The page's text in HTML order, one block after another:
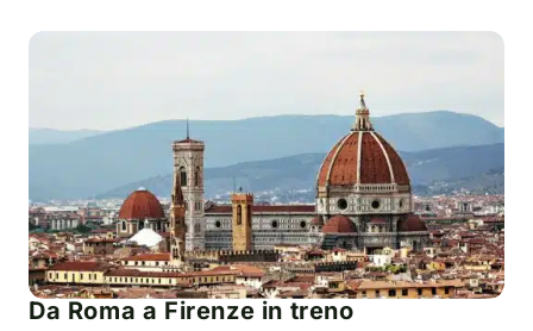
Da Roma a Firenze in treno